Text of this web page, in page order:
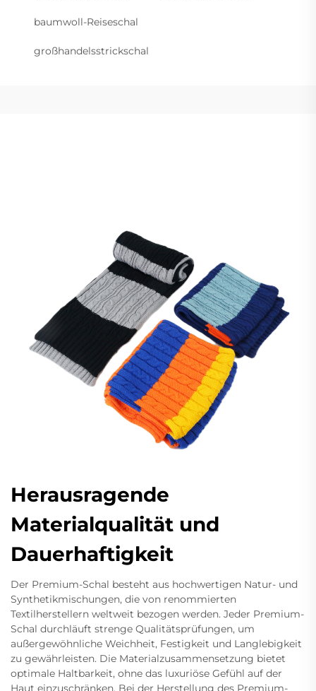
baumwoll-Reiseschal
großhandelsstrickschal
Herausragende
Materialqualität und
Dauerhaftigkeit
Der Premium-Schal besteht aus hochwertigen Natur- und
Synthetikmischungen, die von renommierten
Textilherstellern weltweit bezogen werden. Jeder Premium-
Schal durchläuft strenge Qualitätsprüfungen, um
außergewöhnliche Weichheit, Festigkeit und Langlebigkeit
zu gewährleisten. Die Materialzusammensetzung bietet
optimale Haltbarkeit, ohne das luxuriöse Gefühl auf der
Haut einzuschränken. Bei der Herstellung des Premium-